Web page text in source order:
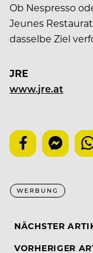
Ob Nespresso
Jeunes
dasselbe Ziel
JRE
www.jre.at
WERBUNG
NÄCHSTER
VORHERIGER